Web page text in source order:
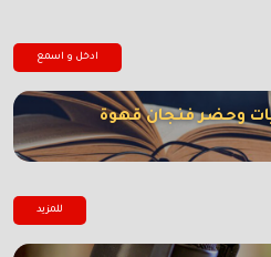
ادخل و اسمع
وحضر فنجان قهوة
للمزيد